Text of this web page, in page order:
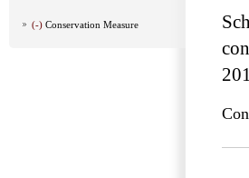
(-) Conservation Measure